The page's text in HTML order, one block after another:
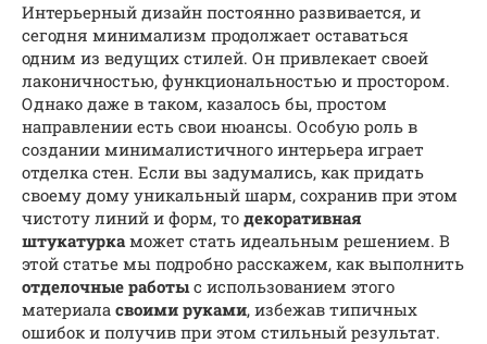
Интерьерный дизайн постоянно развивается, и
сегодня минимализм продолжает оставаться
одним из ведущих стилей. Он привлекает своей
лаконичностью, функциональностью и простором.
Однако даже в таком, казалось бы, простом
направлении есть свои нюансы. Особую роль в
создании минималистичного интерьера играет
отделка стен. Если вы задумались, как придать
своему дому уникальный шарм, сохранив при этом
чистоту линий и форм, то декоративная
штукатуркаможет стать идеальным решением. В
этой статье мы подробно расскажем, как выполнить
отделочные работыс использованием этого
материала своими руками, избежав типичных
ошибок и получив при этом стильный результат.